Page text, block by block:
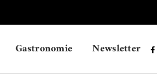
Gastronomie Newsletter 